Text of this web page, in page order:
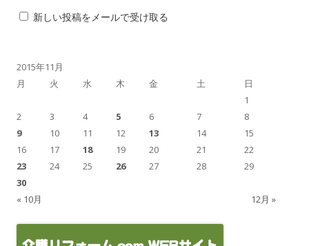
新しい投稿をメールで受け取る
2015年11月
月
火 水 木 金 土 日
« 10月 12月 »
1
2
3 4 5 6 7
8
9
10 11 12 13 14
15
16
17 18 19 20 21
22
23
24 25 26 27 28
29
30